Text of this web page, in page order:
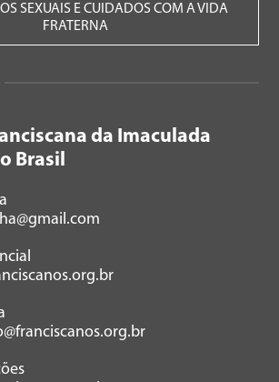
SEXUAIS E CUIDADOS COM A VIDA
FRATERNA
da Imaculada
Brasil